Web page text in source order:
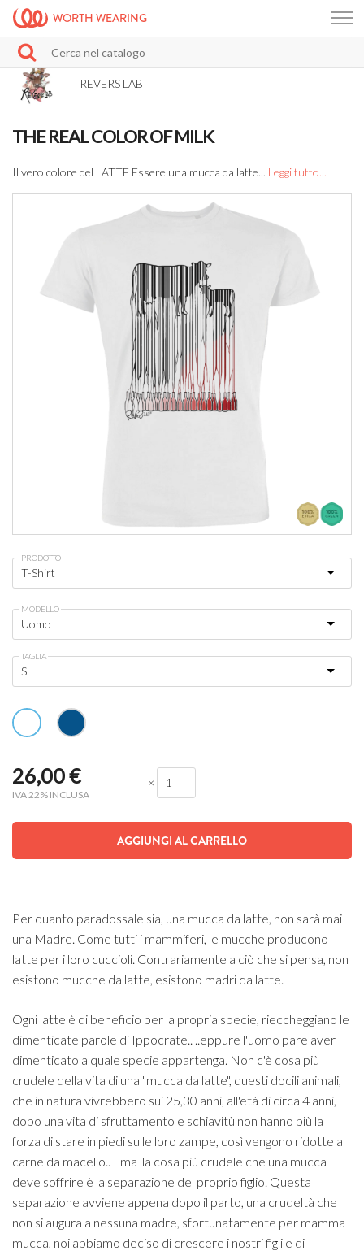
WORTH WEARING
REVERS LAB
THE REAL COLOR OF MILK
Il vero colore del LATTE Essere una mucca da latte... Leggi tutto...
PRODOTTO
MODELLO
TAGLIA
26,00€
IVA 22% INCLUSA
×
AGGIUNGI AL CARRELLO
Per quanto paradossale sia, una mucca da latte, non sarà mai
una Madre. Come tutti i mammiferi, le mucche producono
latte per i loro cuccioli. Contrariamente a ciò che si pensa, non
esistono mucche da latte, esistono madri da latte.
Ogni latte è di beneficio per la propria specie, rieccheggiano le
dimenticate parole di Ippocrate.. ..eppure l'uomo pare aver
dimenticato a quale specie appartenga. Non c'è cosa più
crudele della vita di una "mucca da latte", questi docili animali,
che in natura vivrebbero sui 25,30 anni, all'età di circa 4 anni,
dopo una vita di sfruttamento e schiavitù non hanno più la
forza di stare in piedi sulle loro zampe, così vengono ridotte a
carne da macello.. ma la cosa più crudele che una mucca
deve soffrire è la separazione del proprio figlio. Questa
separazione avviene appena dopo il parto, una crudeltà che
non si augura a nessuna madre, sfortunatamente per mamma
mucca, noi abbiamo deciso di crescere i nostri figli e di